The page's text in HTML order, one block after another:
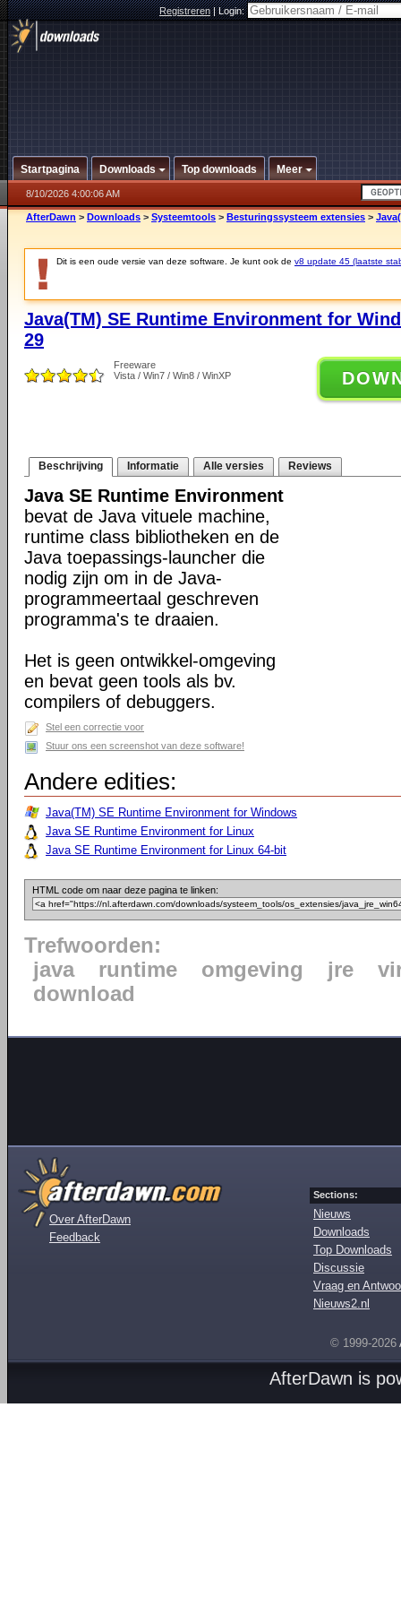
Registreren|Login:
Startpagina Downloads Top downloads Meer
8/10/2026 4:00:06 AM
AfterDawn > Downloads > Systeemtools > Besturingssysteem extensies >
Dit is een oude versie van deze software. Je kunt ook de v8 update 45 (laatste
Java(TM) SE Runtime Environment for
29
Freeware
Vista / Win7 / Win8 / WinXP
Beschrijving Informatie Alle versies Reviews
Java SE Runtime Environment
bevat de Java vituele machine,
runtime class bibliotheken en de
Java toepassings-launcher die
nodig zijn om in de Java-
programmeertaal geschreven
programma's te draaien.
Het is geen ontwikkel-omgeving
en bevat geen tools als bv.
compilers of debuggers.
Stel een correctie voor
Stuur ons een screenshot van deze software!
Andere edities:
Java(TM) SE Runtime Environment for Windows
Java SE Runtime Environment for Linux
Java SE Runtime Environment for Linux 64-bit
HTML code om naar deze pagina te linken:
Trefwoorden:
java
runtime omgeving jre
download
Over AfterDawn
Feedback
Sections:
Nieuws
Downloads
Top Downloads
Discussie
Vraag en
Nieuws2.nl
© 1999-2026
AfterDawn is